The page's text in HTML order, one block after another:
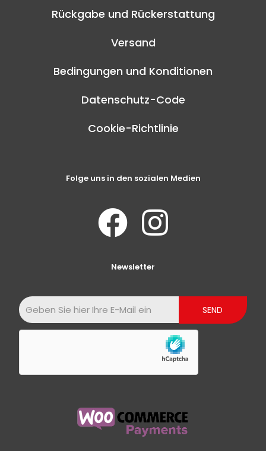
Rückgabe und Rückerstattung
Versand
Bedingungen und Konditionen
Datenschutz-Code
Cookie-Richtlinie
Folge uns in den sozialen Medien
Newsletter